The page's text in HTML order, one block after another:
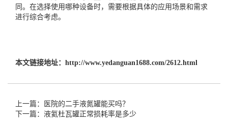
同。在选择使用哪种设备时，需要根据具体的应用场景和需求
进行综合考虑。
本文链接地址： http://www.yedanguan1688.com/2612.html
上一篇：医院的二手液氮罐能买吗？
下一篇：液氦杜瓦罐正常损耗率是多少